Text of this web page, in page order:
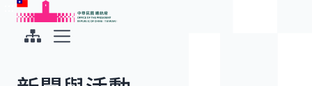
跳到主要內容
中華民國總統府